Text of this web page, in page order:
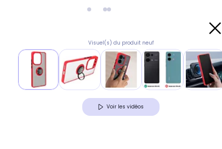
Visuel(s) du produit neuf
Voir les vidéos